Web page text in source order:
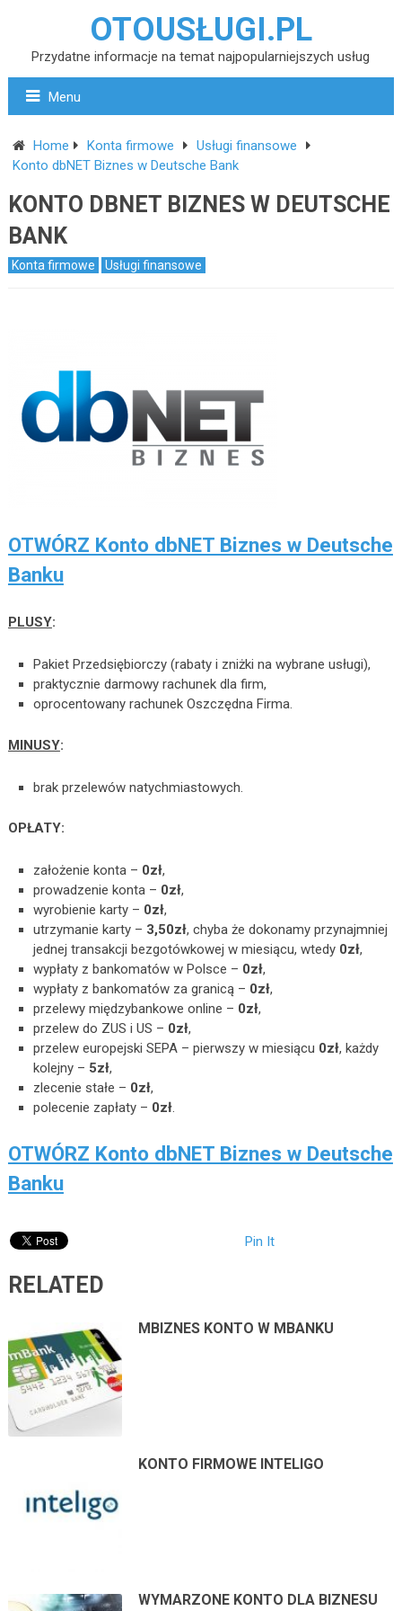
OTOUSŁUGI.PL
Przydatne informacje na temat najpopularniejszych usług
Menu
Home Konta firmowe
Usługi finansowe
Konto dbNET Biznes w Deutsche Bank
KONTO DBNET BIZNES W DEUTSCHE
BANK
Konta firmowe Usługi finansowe
OTWÓRZ Konto dbNET Biznes w Deutsche
Banku
PLUSY:
Pakiet Przedsiębiorczy (rabaty i zniżki na wybrane usługi),
praktycznie darmowy rachunek dla firm,
oprocentowany rachunek Oszczędna Firma.
MINUSY:
brak przelewów natychmiastowych.
OPŁATY:
założenie konta – 0zł,
prowadzenie konta – 0zł,
wyrobienie karty – 0zł,
utrzymanie karty – 3,50zł, chyba że dokonamy przynajmniej
jednej transakcji bezgotówkowej w miesiącu, wtedy 0zł,
wypłaty z bankomatów w Polsce – 0zł,
wypłaty z bankomatów za granicą – 0zł,
przelewy międzybankowe online – 0zł,
przelew do ZUS i US – 0zł,
przelew europejski SEPA – pierwszy w miesiącu 0zł, każdy
kolejny – 5zł,
zlecenie stałe – 0zł,
polecenie zapłaty – 0zł.
OTWÓRZ Konto dbNET Biznes w Deutsche
Banku
Pin It
RELATED
MBIZNES KONTO W MBANKU
KONTO FIRMOWE INTELIGO
WYMARZONE KONTO DLA BIZNESU